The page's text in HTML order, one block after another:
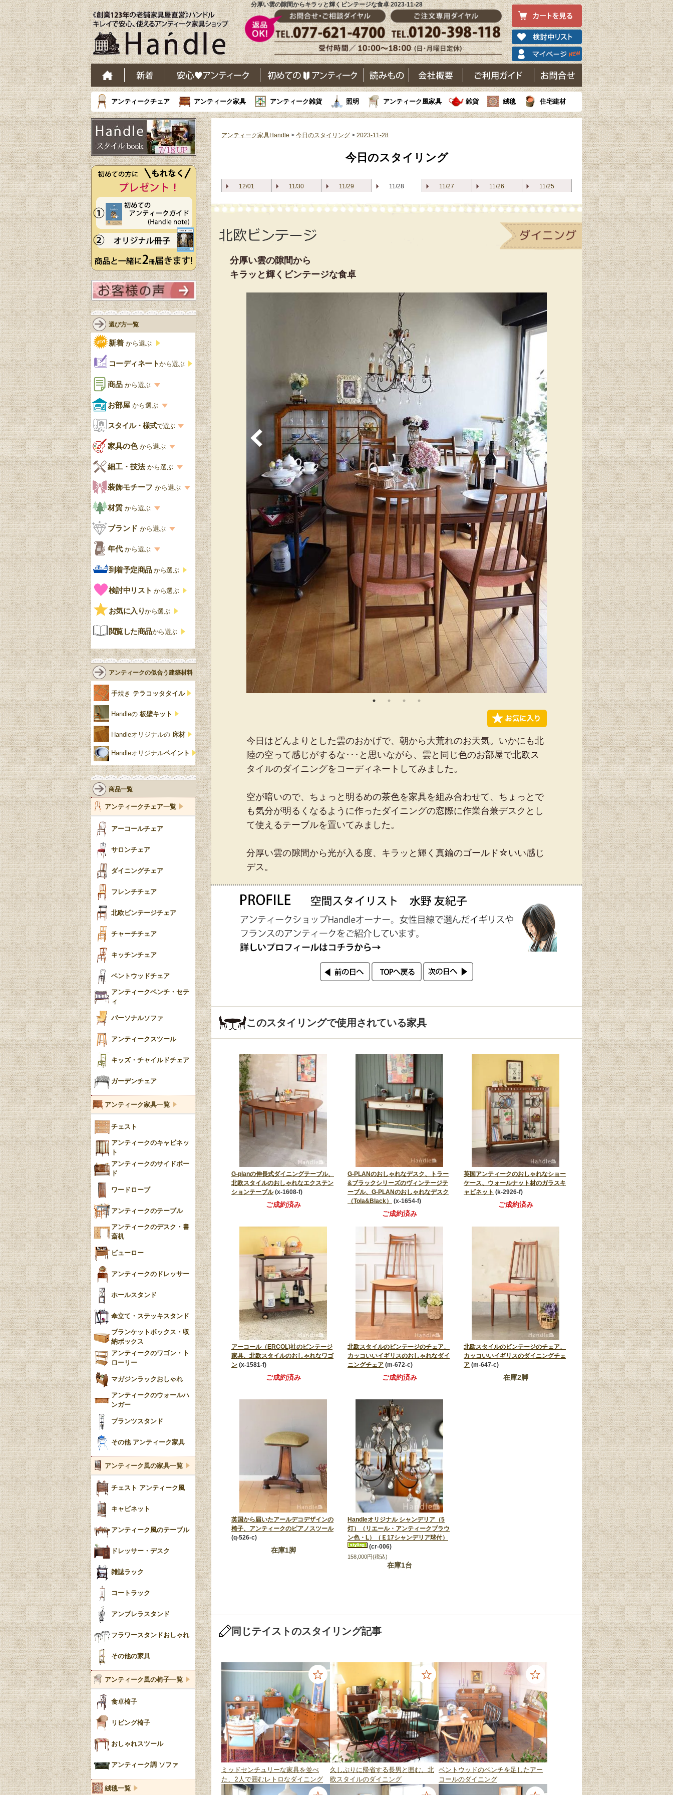
分厚い雲の隙間からキラッと輝くビンテージな食卓 2023-11-28
アンティークチェア アンティーク家具 アンティーク雑貨 照明 アンティーク風家具 雑貨 絨毯 住宅建材
アンティーク家具Handle > 今日のスタイリング > 2023-11-28
今日のスタイリング
12/01 11/30 11/29 11/28 11/27 11/26 11/25
分厚い雲の隙間から
キラッと輝くビンテージな食卓
今日はどんよりとした雲のおかげで、朝から大荒れのお天気。いかにも北
陸の空って感じがするな･･･と思いながら、雲と同じ色のお部屋で北欧ス
タイルのダイニングをコーディネートしてみました。
空が暗いので、ちょっと明るめの茶色を家具を組み合わせて、ちょっとで
も気分が明るくなるように作ったダイニングの窓際に作業台兼デスクとし
て使えるテーブルを置いてみました。
分厚い雲の隙間から光が入る度、キラッと輝く真鍮のゴールド☆いい感じ
デス。
このスタイリングで使用されている家具
G-planの伸長式ダイニングテーブル、
北欧スタイルのおしゃれなエクステン
ションテーブル (x-1608-f)
ご成約済み
G-PLANのおしゃれなデスク、トラー
&ブラックシリーズのヴィンテージテ
ーブル、G-PLANのおしゃれなデスク
（Tola&Black）
(x-1654-f)
ご成約済み
英国アンティークのおしゃれなショー
ケース、ウォールナット材のガラスキ
ャビネット (k-2926-f)
ご成約済み
アーコール（ERCOL)社のビンテージ
家具、北欧スタイルのおしゃれなワゴ
ン (x-1581-f)
ご成約済み
北欧スタイルのビンテージのチェア、
カッコいいイギリスのおしゃれなダイ
ニングチェア (m-672-c)
ご成約済み
北欧スタイルのビンテージのチェア、
カッコいいイギリスのダイニングチェ
ア (m-647-c)
在庫2脚
英国から届いたアールデコデザインの
椅子、アンティークのピアノスツール
(q-526-c)
在庫1脚
Handleオリジナル シャンデリア（5
灯）（リエール・アンティークブラウ
ン色・L）（Ｅ17シャンデリア球付）
(cr-006)
158,000円(税込)
在庫1台
同じテイストのスタイリング記事
ミッドセンチュリーな家具を並べ
た、2人で囲むレトロなダイニング
久しぶりに帰省する長男と囲む、北
欧スタイルのダイニング
ベントウッドのベンチを足したアー
コールのダイニング
選び方一覧
新着 から選ぶ
コーディネートから選ぶ
商品 から選ぶ
商品一覧を見る
収納家具
書棚
デスクおしゃれ
食器棚おしゃれ
木製ワゴン
ェア
洋服タンス
チェストおしゃれ
クローゼット
鏡台
花台
仏壇おしゃれ
靴箱収納
スリッパ収納
壁掛け家具
パーテーション・間
仕切り
ガーデンファニチャ
ー
ミラー
花瓶おしゃれ
陶器の人形
キャンドルホルダー
お部屋 から選ぶ
お部屋から選ぶ一覧
リビング
キッチン・ダイニング
スタイル・様式で選ぶ
スタイル一覧
英国アンティーク
英国クラシック
式
エリザベス様式
ジャコビアン
ロココ様式
ミッドセンチュリー
アールデコ
家具の色から選ぶ
家具の色一覧
カスタード色
アップルパイ色
白・ホワイト
黒・ブラック
細工・技法 から選ぶ
細工・技法の一覧
象嵌・マーケットリー
寄木・パーケットリー
装飾モチーフ から選ぶ
模様の一覧
ペディメント
コーニス
グ
ストラップワーク
雷文
ビーディング
リネンフォールド
ルネット
アカンサス
パイクラスト
脚のモチーフ一覧
ターニングレッグ
バルボスレッグ
ボビンターニング
ツイスト
トライポッド
バラスター
陶磁器の模様一覧
イマリ（IMARI）
ブルー＆ホワイト
ブルーウィローパターン
Blue）
YUAN
チンツ
クリノリン
材質 から選ぶ
材質の一覧
オーク材
マホガニー
ローズウッド材
サテンウッド材
ブランド から選ぶ
ブランド一覧
Handleオリジナル
ウィリアムモリス
ロイドルーム
コントワールドファミー
ユ
ジェニファーテイラー
チェスターフィールド
リリパットレーン
アングルポイズ
ウォーカー＆ホール
年代 から選ぶ
年代別の一覧
アンティーク
ビンテージ
到着予定商品から選ぶ
検討中リスト から選ぶ
お気に入りから選ぶ
閲覧した商品から選ぶ
アンティークの似合う建築材料
手焼き テラコッタタイル
Handleの 板壁キット
Handleオリジナルの 床材
Handleオリジナルペイント
商品一覧
アンティークチェア一覧
アーコールチェア
サロンチェア
ダイニングチェア
フレンチチェア
北欧ビンテージチェア
チャーチチェア
キッチンチェア
ベントウッドチェア
アンティークベンチ・セテ
ィ
パーソナルソファ
アンティークスツール
キッズ・チャイルドチェア
ガーデンチェア
アンティーク家具一覧
チェスト
アンティークのキャビネッ
ト
アンティークのサイドボー
ド
ワードローブ
アンティークのテーブル
アンティークのデスク・書
斎机
ビューロー
アンティークのドレッサー
ホールスタンド
傘立て・ステッキスタンド
ブランケットボックス・収
納ボックス
アンティークのワゴン・ト
ローリー
マガジンラックおしゃれ
アンティークのウォールハ
ンガー
プランツスタンド
その他 アンティーク家具
アンティーク風の家具一覧
チェスト アンティーク風
キャビネット
アンティーク風のテーブル
ドレッサー・デスク
雑誌ラック
コートラック
アンブレラスタンド
フラワースタンドおしゃれ
その他の家具
アンティーク風の椅子一覧
食卓椅子
リビング椅子
おしゃれスツール
アンティーク調 ソファ
絨毯一覧